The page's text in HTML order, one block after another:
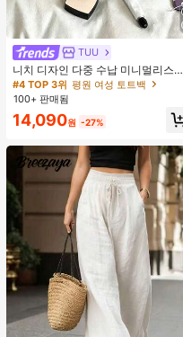
TUU
니치 디자인 다중 수납 미니멀리스트
핸드백 2026년 신상 패션 다용도 숄
더 크로스바디 토트백
#4 TOP 3위 평원 여성 토트백
100+ 판매됨
14,090원 -27%